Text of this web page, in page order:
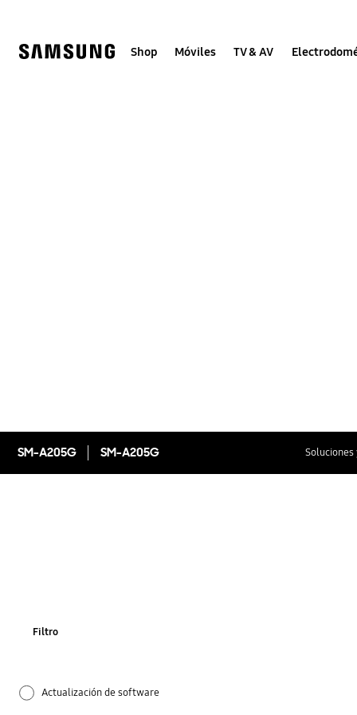
Shop Móviles TV & AV
SM-A205G SM-A205G Soluciones
Filtro
Actualización de software